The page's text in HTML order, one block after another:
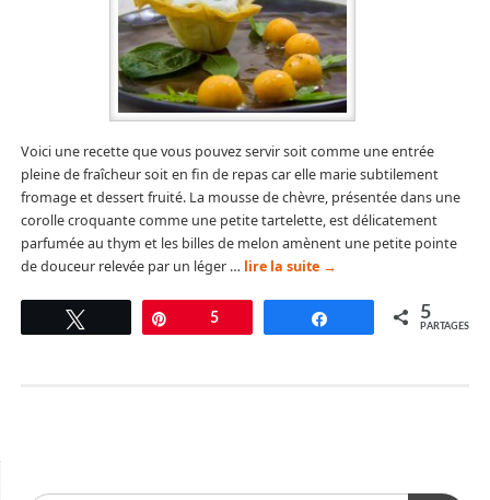
Voici une recette que vous pouvez servir soit comme une entrée
pleine de fraîcheur soit en fin de repas car elle marie subtilement
fromage et dessert fruité. La mousse de chèvre, présentée dans une
corolle croquante comme une petite tartelette, est délicatement
parfumée au thym et les billes de melon amènent une petite pointe
de douceur relevée par un léger … lire la suite →
Tweetez Épingle
5 Partagez 5
PARTAGES